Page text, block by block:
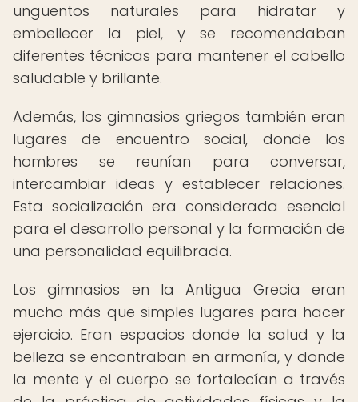
ungüentos naturales para hidratar y
embellecer la piel, y se recomendaban
diferentes técnicas para mantener el cabello
saludable y brillante.
Además, los gimnasios griegos también eran
lugares de encuentro social, donde los
hombres se reunían para conversar,
intercambiar ideas y establecer relaciones.
Esta socialización era considerada esencial
para el desarrollo personal y la formación de
una personalidad equilibrada.
Los gimnasios en la Antigua Grecia eran
mucho más que simples lugares para hacer
ejercicio. Eran espacios donde la salud y la
belleza se encontraban en armonía, y donde
la mente y el cuerpo se fortalecían a través